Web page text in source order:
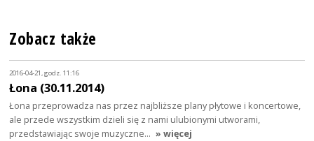
Zobacz także
2016-04-21, godz. 11:16
Łona (30.11.2014)
Łona przeprowadza nas przez najbliższe plany płytowe i koncertowe,
ale przede wszystkim dzieli się z nami ulubionymi utworami,
przedstawiając swoje muzyczne… » więcej